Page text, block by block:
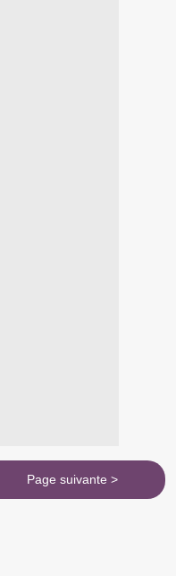
Page suivante >